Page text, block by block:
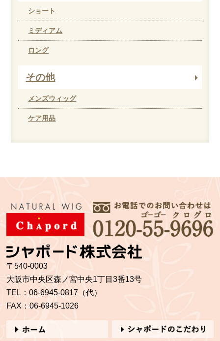
ショート
ミディアム
ロング
その他
メンズウィッグ
ケア用品
〒540-0003
大阪市中央区森ノ宮中央1丁目3番13号
TEL：06-6945-0817（代）
FAX：06-6945-1026